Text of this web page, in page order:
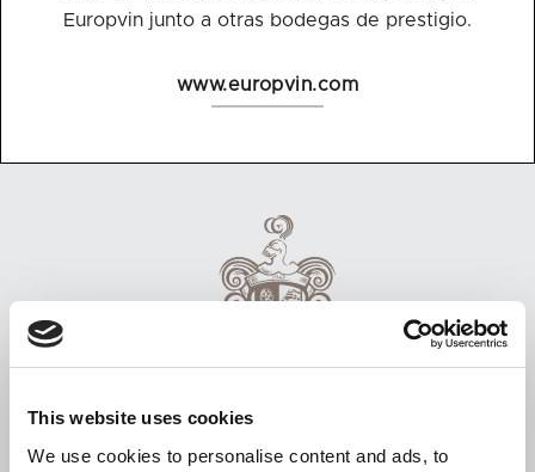
This website uses cookies
We use cookies to personalise content and ads, to
Europvin junto a otras bodegas de prestigio.
www.europvin.com